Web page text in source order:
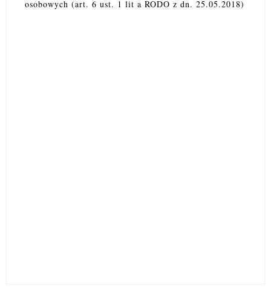
osobowych (art. 6 ust. 1 lit a RODO z dn. 25.05.2018)